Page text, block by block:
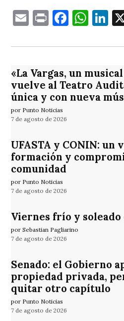
EmailPrint
«La Vargas, un
vuelve al Teatro
única y con nueva
por Punto Noticias
7 de agosto de 2026
UFASTA y CONIN: un
formación y
comunidad
por Punto Noticias
7 de agosto de 2026
Viernes frío y
por Sebastian Pagliarino
7 de agosto de 2026
Senado: el Gobierno
propiedad privada,
quitar otro capítulo
por Punto Noticias
7 de agosto de 2026